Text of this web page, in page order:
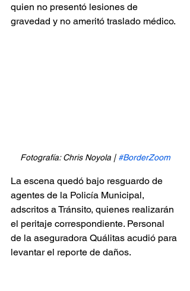
quien no presentó lesiones de
gravedad y no ameritó traslado médico.
Fotografía: Chris Noyola | #BorderZoom
La escena quedó bajo resguardo de
agentes de la Policía Municipal,
adscritos a Tránsito, quienes realizarán
el peritaje correspondiente. Personal
de la aseguradora Quálitas acudió para
levantar el reporte de daños.